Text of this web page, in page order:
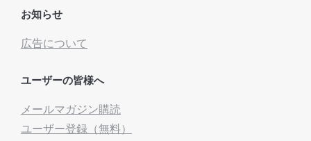
お知らせ
広告について
ユーザーの皆様へ
メールマガジン購読
ユーザー登録（無料）